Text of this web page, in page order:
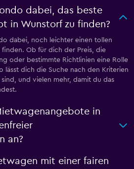
dabei, das beste
in Wunstorf zu finden?
dabei, noch leichter einen tollen
Ob für dich der Preis, die
oder bestimmte Richtlinien eine Rolle
lässt dich die Suche nach den Kriterien
und vielen mehr, damit du das
in
an?
mit einer fairen